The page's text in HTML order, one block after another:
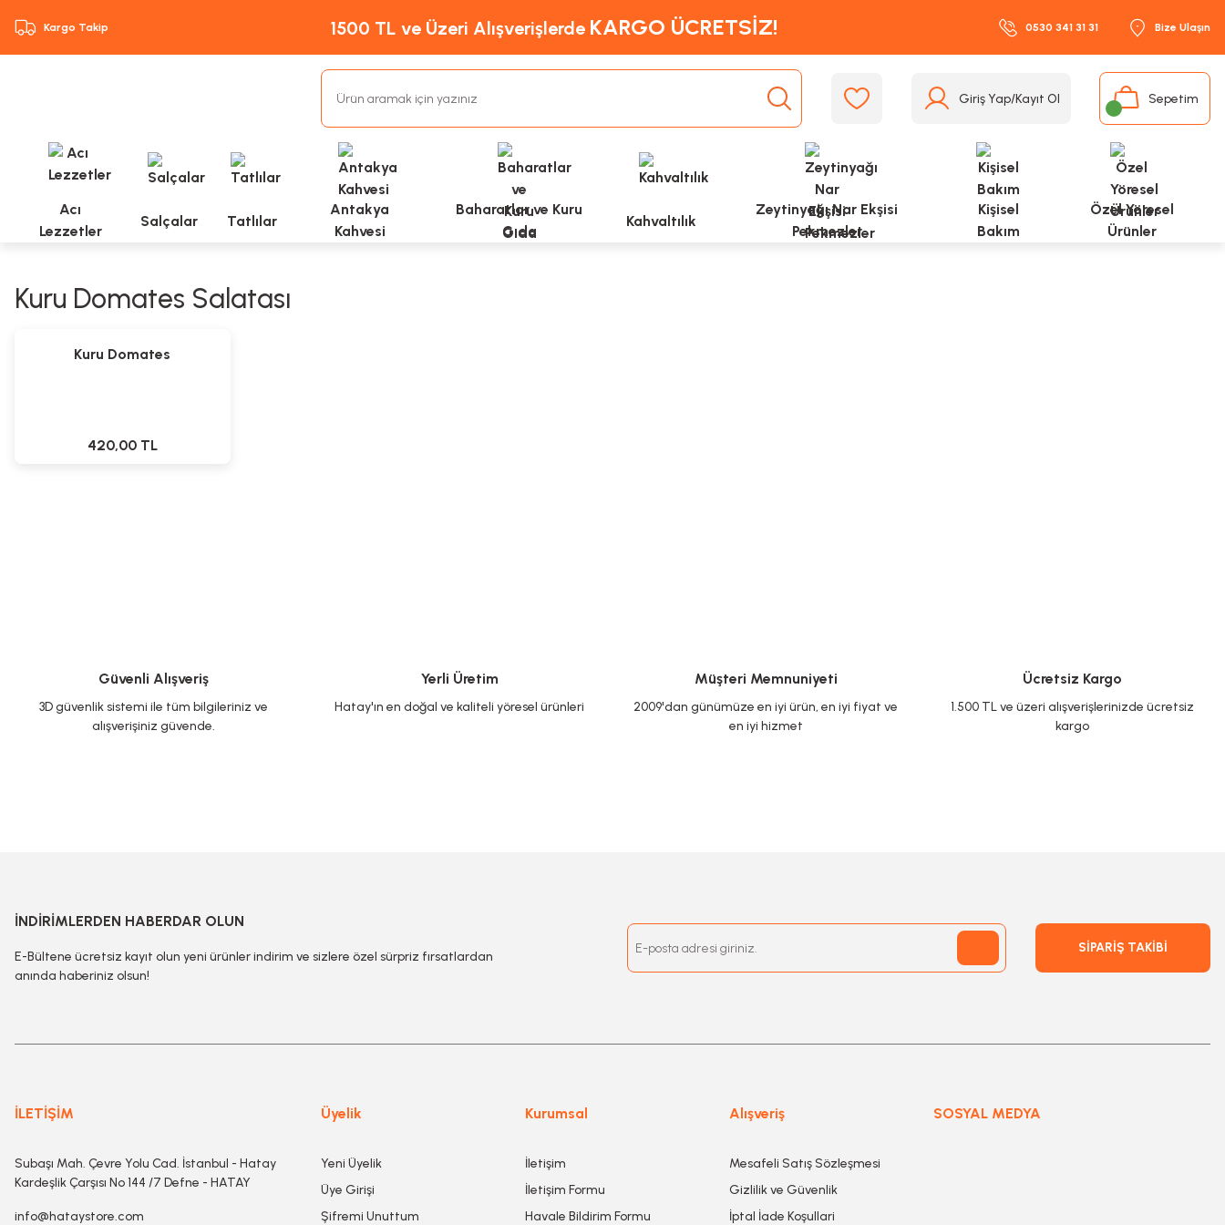
Kargo Takip 1500 TL ve Üzeri Alışverişlerde KARGO ÜCRETSİZ! 0530 341 31 31 Bize Ulaşın
Giriş Yap/Kayıt Ol Sepetim
Acı
Lezzetler
Salçalar Tatlılar
Antakya
Kahvesi
Baharatlar ve Kuru
Gıda
Kahvaltılık
Zeytinyağı Nar Ekşisi
Pekmezler
Kişisel
Bakım
Özel Yöresel
Ürünler
Kuru Domates Salatası
Kuru Domates
420,00 TL
Güvenli Alışveriş
3D güvenlik sistemi ile tüm bilgileriniz ve
alışverişiniz güvende.
Yerli Üretim
Hatay'ın en doğal ve kaliteli yöresel ürünleri
Müşteri Memnuniyeti
2009'dan günümüze en iyi ürün, en iyi fiyat ve
en iyi hizmet
Ücretsiz Kargo
1.500 TL ve üzeri alışverişlerinizde ücretsiz
kargo
İNDİRİMLERDEN HABERDAR OLUN
E-Bültene ücretsiz kayıt olun yeni ürünler indirim ve sizlere özel sürpriz fırsatlardan
anında haberiniz olsun!
SİPARİŞ TAKİBİ
İLETİŞİM
Subaşı Mah. Çevre Yolu Cad. İstanbul - Hatay
Kardeşlik Çarşısı No 144 /7 Defne - HATAY
info@hataystore.com
Üyelik
Yeni Üyelik
Üye Girişi
Şifremi Unuttum
Kurumsal
İletişim
İletişim Formu
Havale Bildirim Formu
Alışveriş
Mesafeli Satış Sözleşmesi
Gizlilik ve Güvenlik
İptal İade Koşullari
SOSYAL MEDYA